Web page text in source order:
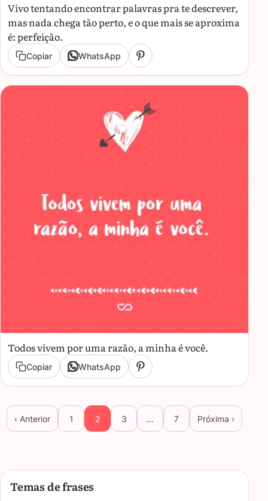
Vivo tentando encontrar palavras pra te descrever,
mas nada chega tão perto, e o que mais se aproxima
é: perfeição.
Copiar WhatsApp
Todos vivem por uma razão, a minha é você.
Copiar WhatsApp
‹ Anterior 1 2 3 … 7 Próxima ›
Temas de frases